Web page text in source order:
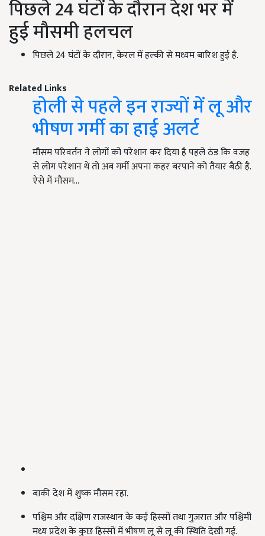
पिछले24घंटों के दौरान देश भर में
हुई मौसमी हलचल
पिछले24घंटों के दौरान,केरल में हल्की से मध्यम बारिश हुई है.
Related Links
होली से पहले इन राज्यों में लू और
भीषण गर्मी का हाई अलर्ट
मौसम परिवर्तन ने लोगों को परेशान कर दिया है पहले ठंड कि वजह
से लोग परेशान थे तो अब गर्मी अपना कहर बरपाने को तैयार बैठी है.
ऐसे में मौसम…
बाकी देश में शुष्क मौसम रहा.
पश्चिम और दक्षिण राजस्थान के कई हिस्सों तथा गुजरात और पश्चिमी
मध्य प्रदेश के कुछ हिस्सों में भीषण लू से लू की स्थिति देखी गई.